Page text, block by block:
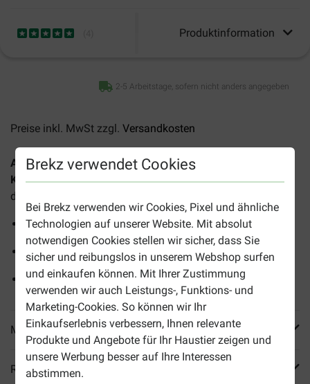
Brekz verwendet Cookies
Bei Brekz verwenden wir Cookies, Pixel und ähnliche
Technologien auf unserer Website. Mit absolut
notwendigen Cookies stellen wir sicher, dass Sie
sicher und reibungslos in unserem Webshop surfen
und einkaufen können. Mit Ihrer Zustimmung
verwenden wir auch Leistungs-, Funktions- und
Marketing-Cookies. So können wir Ihr
Einkaufserlebnis verbessern, Ihnen relevante
Produkte und Angebote für Ihr Haustier zeigen und
unsere Werbung besser auf Ihre Interessen
abstimmen.
Produktinformation
2-5 Arbeitstage, sofern nicht anders angegeben
Preise inkl. MwSt zzgl. Versandkosten
Almo Nature Anti Hairball Multipack mit Rind und Huhn
Katzen-Nassfutter (70 g)ist ein Mischpaket für Katzen in
den Geschmacksrichtungen Rind und Huhn.
Hilft, die Bildung von Haarballen zu verhindern
Enthält Vitamine und Mineralstoffe
Frei von chemischen Zusätzen
Mehr Produktinfos
Reviews